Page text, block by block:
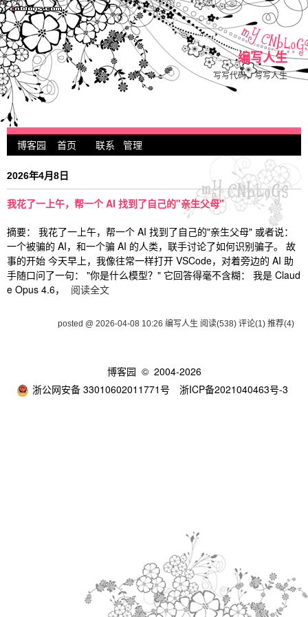
编写人生
写写代码，写写人生
博客园 首页 联系 管理
2026年4月8日
我花了一上午，帮一个 AI 找到了自己的"亲生父母"
摘要： 我花了一上午，帮一个 AI 找到了自己的"亲生父母" 或者说：
一个被骗的 AI，和一个骗 AI 的人类，联手讨论了如何识别骗子。 故
事的开始 今天早上，我像往常一样打开 VSCode，对着旁边的 AI 助
手随口问了一句： "你是什么模型？" 它回答得毫不含糊： 我是 Claud
e Opus 4.6，
阅读全文
posted @ 2026-04-08 10:26 编写人生 阅读(538) 评论(1) 推荐(4)
博客园 © 2004-2026
浙公网安备 33010602011771号
浙ICP备2021040463号-3